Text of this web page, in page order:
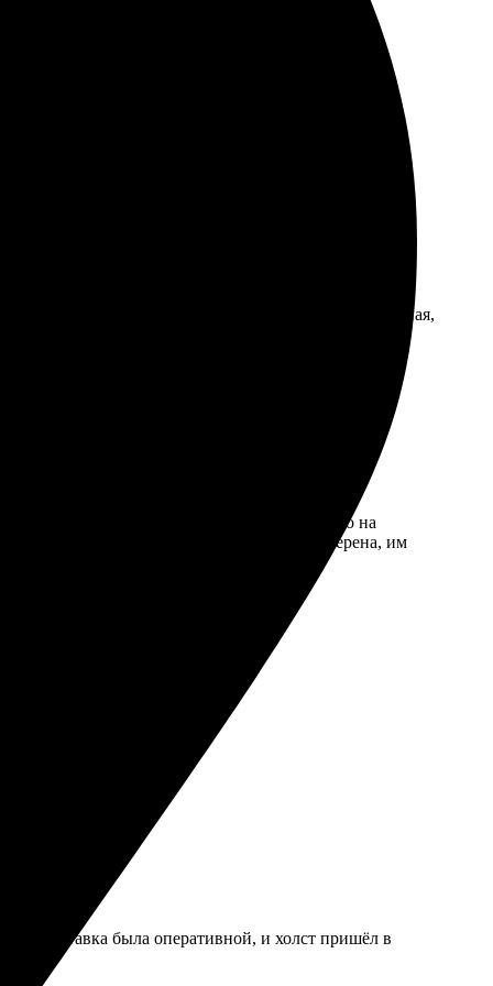
под пресс на сутки, чтобы выпрямился. Теперь
результат превзошел ожидания. Упаковка надежная,
выбрала размер и оформление. Качество на
Рекомендую друзьям и знакомым, уверена, им
понравилось.
Доставка была оперативной, и холст пришёл в